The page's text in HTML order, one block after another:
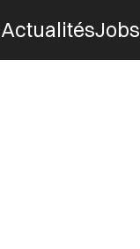
ActualitésJobs